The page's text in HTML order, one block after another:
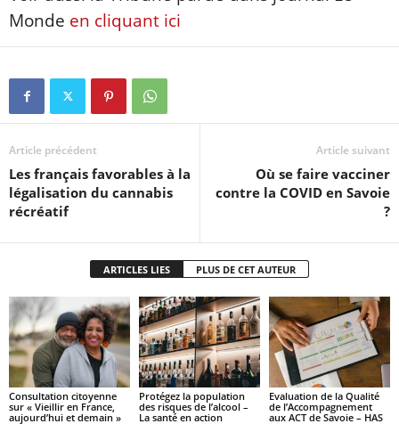
Monde en cliquant ici
Article précédent
Les français favorables à la
légalisation du cannabis
récréatif
Article suivant
Où se faire vacciner
contre la COVID en Savoie
?
ARTICLES LIES PLUS DE CET AUTEUR
Consultation citoyenne
sur « Vieillir en France,
aujourd’hui et demain »
Protégez la population
des risques de l’alcool –
La santé en action
Evaluation de la Qualité
de l’Accompagnement
aux ACT de Savoie – HAS